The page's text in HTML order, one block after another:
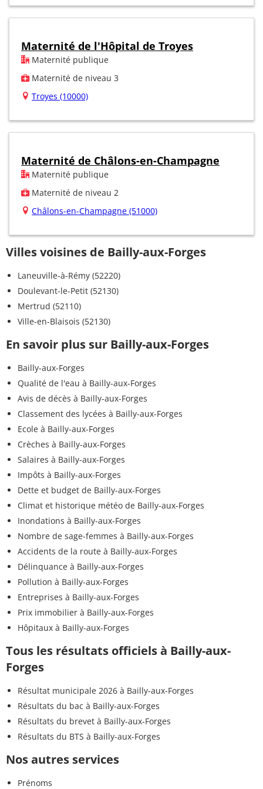
Maternité de l'Hôpital de Troyes
Maternité publique
Maternité de niveau 3
Troyes (10000)
Maternité de Châlons-en-Champagne
Maternité publique
Maternité de niveau 2
Châlons-en-Champagne (51000)
Villes voisines de Bailly-aux-Forges
Laneuville-à-Rémy (52220)
Doulevant-le-Petit (52130)
Mertrud (52110)
Ville-en-Blaisois (52130)
En savoir plus sur Bailly-aux-Forges
Bailly-aux-Forges
Qualité de l'eau à Bailly-aux-Forges
Avis de décès à Bailly-aux-Forges
Classement des lycées à Bailly-aux-Forges
Ecole à Bailly-aux-Forges
Crèches à Bailly-aux-Forges
Salaires à Bailly-aux-Forges
Impôts à Bailly-aux-Forges
Dette et budget de Bailly-aux-Forges
Climat et historique météo de Bailly-aux-Forges
Inondations à Bailly-aux-Forges
Nombre de sage-femmes à Bailly-aux-Forges
Accidents de la route à Bailly-aux-Forges
Délinquance à Bailly-aux-Forges
Pollution à Bailly-aux-Forges
Entreprises à Bailly-aux-Forges
Prix immobilier à Bailly-aux-Forges
Hôpitaux à Bailly-aux-Forges
Tous les résultats officiels à Bailly-aux-
Forges
Résultat municipale 2026 à Bailly-aux-Forges
Résultats du bac à Bailly-aux-Forges
Résultats du brevet à Bailly-aux-Forges
Résultats du BTS à Bailly-aux-Forges
Nos autres services
Prénoms